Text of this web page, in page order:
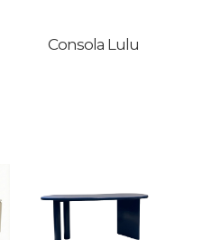
Consola Lulu